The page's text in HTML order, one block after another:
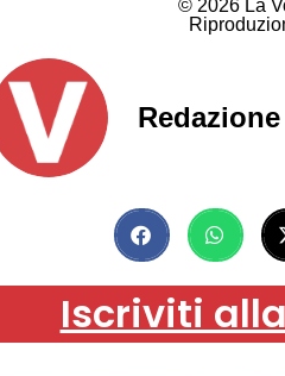
© 2026 La
Redazione
Iscriviti